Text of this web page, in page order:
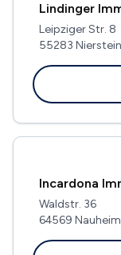
Lindinger
Leipziger Str. 8
55283 Nierstein
Incardona
Waldstr. 36
64569 Nauheim